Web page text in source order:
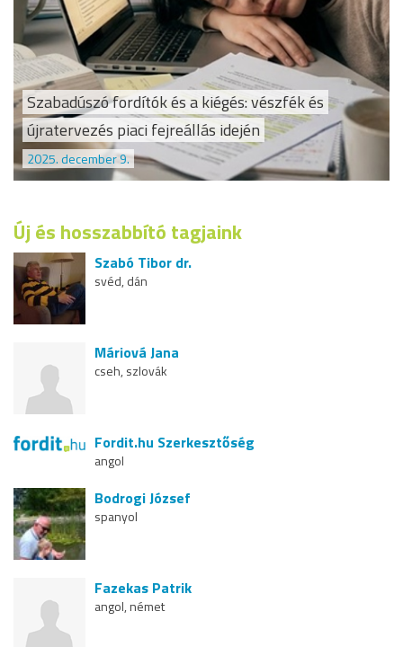
Szabadúszó fordítók és a kiégés: vészfék és
újratervezés piaci fejreállás idején
2025. december 9.
Új és hosszabbító tagjaink
Szabó Tibor dr.
svéd, dán
Máriová Jana
cseh, szlovák
Fordit.hu Szerkesztőség
angol
Bodrogi József
spanyol
Fazekas Patrik
angol, német